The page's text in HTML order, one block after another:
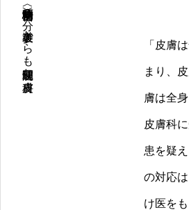
原宿〈明治神宮前〉駅０分、表参道からも通院便利な皮膚科 「皮膚
まり、
膚は全
皮膚科
患を疑
の対応
け医を